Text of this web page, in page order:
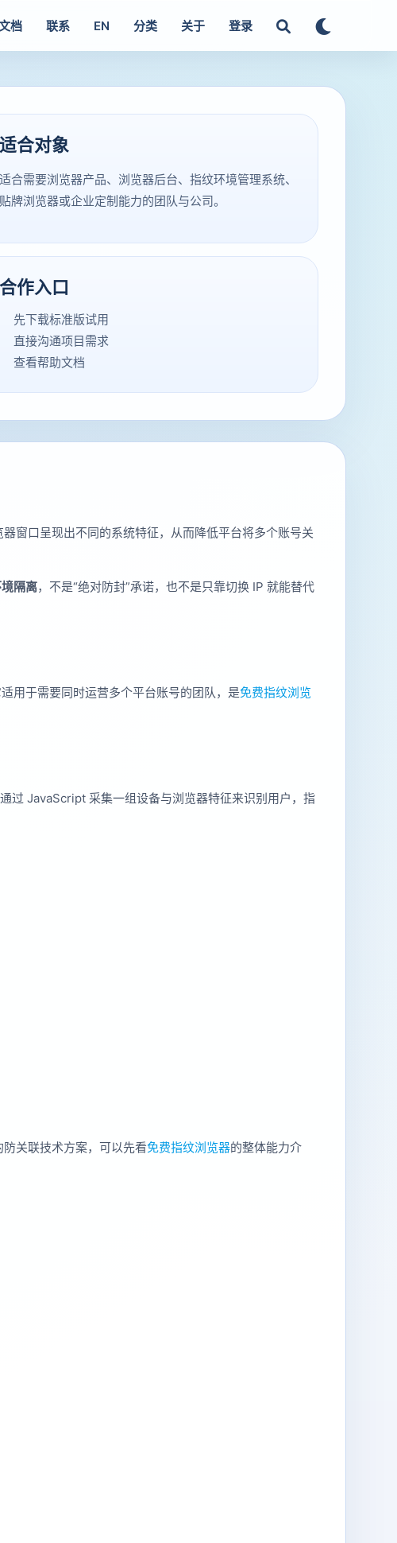
档 联系 EN 分类 关于 登录
适合对象
适合需要浏览器产品、浏览器后台、指纹环境管理系统、
贴牌浏览器或企业定制能力的团队与公司。
合作入口
先下载标准版试用
直接沟通项目需求
查看帮助文档
窗口呈现出不同的系统特征，从而降低平台将多个账号关
隔离，不是“绝对防封”承诺，也不是只靠切换 IP 就能替代
用于需要同时运营多个平台账号的团队，是免费指纹浏览
过 JavaScript 采集一组设备与浏览器特征来识别用户，指
关联技术方案，可以先看免费指纹浏览器的整体能力介